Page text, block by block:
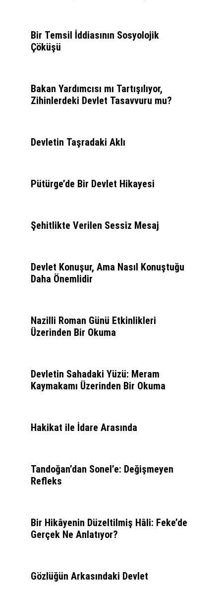
Bir Temsil İddiasının Sosyolojik
Çöküşü
Bakan Yardımcısı mı Tartışılıyor,
Zihinlerdeki Devlet Tasavvuru mu?
Devletin Taşradaki Aklı
Pütürge’de Bir Devlet Hikayesi
Şehitlikte Verilen Sessiz Mesaj
Devlet Konuşur, Ama Nasıl Konuştuğu
Daha Önemlidir
Nazilli Roman Günü Etkinlikleri
Üzerinden Bir Okuma
Devletin Sahadaki Yüzü: Meram
Kaymakamı Üzerinden Bir Okuma
Hakikat ile İdare Arasında
Tandoğan’dan Sonel’e: Değişmeyen
Refleks
Bir Hikâyenin Düzeltilmiş Hâli: Feke’de
Gerçek Ne Anlatıyor?
Gözlüğün Arkasındaki Devlet